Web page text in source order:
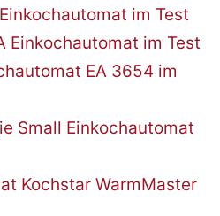
im Test
Einkochautomat im Test
EA 3654 im
Small Einkochautomat
Kochstar WarmMaster